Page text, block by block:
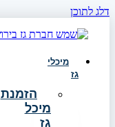
דלג לתוכן
מיכלי
גז
הזמנת
מיכל
גז